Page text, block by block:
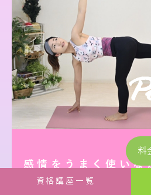
感情をうまく使いな
ボディメイク
資格講座一覧
料